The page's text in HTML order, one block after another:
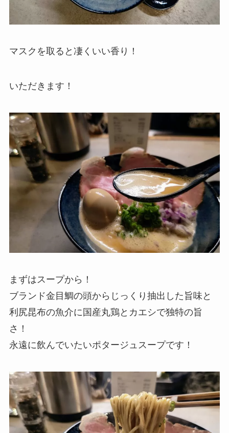
マスクを取ると凄くいい香り！
いただきます！
まずはスープから！
ブランド金目鯛の頭からじっくり抽出した旨味と
利尻昆布の魚介に国産丸鶏とカエシで独特の旨
さ！
永遠に飲んでいたいポタージュスープです！